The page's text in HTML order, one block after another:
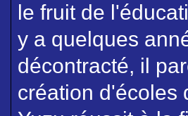
le fruit de
y a quelques
décontracté, il
création d'écoles